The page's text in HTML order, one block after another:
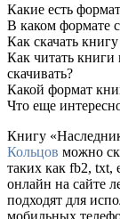
Какие есть
В каком формате
Как скачать
Как читать
скачивать?
Какой формат
Что еще
Книгу
Кольцов можно
таких как fb2, txt,
онлайн на сайте
подходят для
мобильных